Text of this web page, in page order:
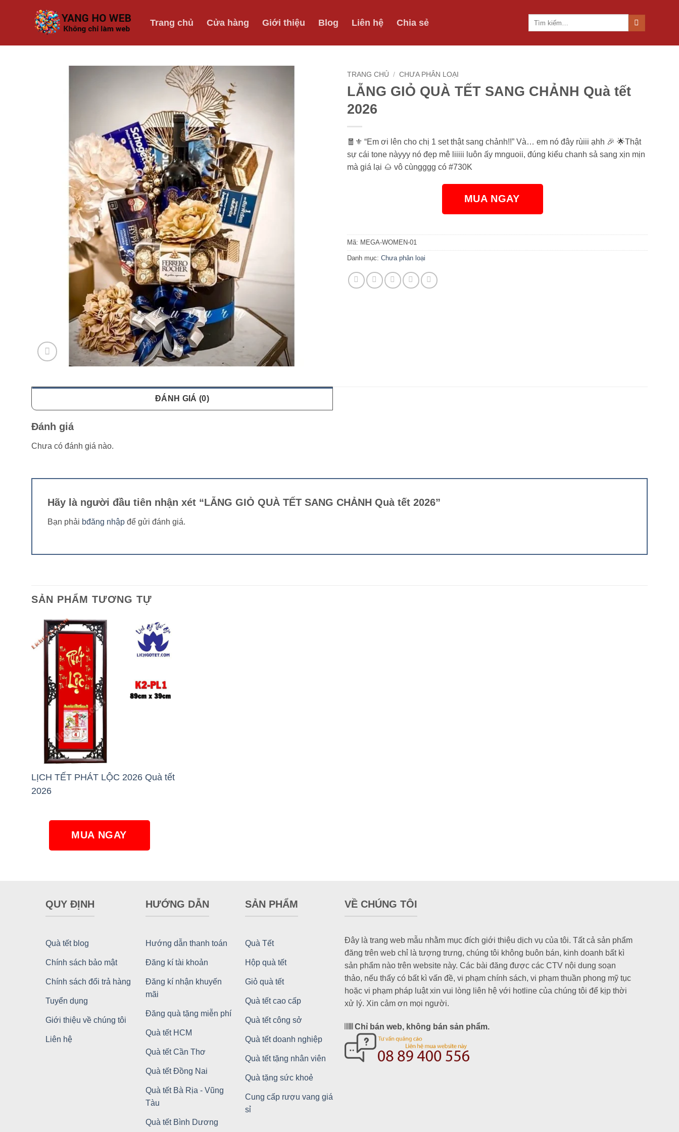
dung
Trang chủ Cửa hàng Giới thiệu Blog Liên hệ Chia sẻ
TRANG CHỦ / CHƯA PHÂN LOẠI
LẴNG GIỎ QUÀ TẾT SANG CHẢNH Quà tết
2026
🧧⚜️ “Em ơi lên cho chị 1 set thật sang chảnh!!” Và… em nó đây rùiii ạhh 🎉 🌟Thật
sự cái tone nàyyy nó đẹp mê liiiii luôn ấy mnguoii, đúng kiểu chanh sả sang xịn mịn
mà giá lại 🌰 vô cùngggg có #730K
MUA NGAY
Mã: MEGA-WOMEN-01
Danh mục: Chưa phân loại
ĐÁNH GIÁ (0)
Đánh giá
Chưa có đánh giá nào.
Hãy là người đầu tiên nhận xét “LẴNG GIỎ QUÀ TẾT SANG CHẢNH Quà tết 2026”
Bạn phải bđăng nhập để gửi đánh giá.
SẢN PHẨM TƯƠNG TỰ
LỊCH TẾT PHÁT LỘC 2026 Quà tết
2026
MUA NGAY
QUY ĐỊNH
Quà tết blog
Chính sách bảo mật
Chính sách đổi trả hàng
Tuyển dụng
Giới thiệu về chúng tôi
Liên hệ
HƯỚNG DẪN
Hướng dẫn thanh toán
Đăng kí tài khoản
Đăng kí nhận khuyến
mãi
Đăng quà tặng miễn phí
Quà tết HCM
Quà tết Cần Thơ
Quà tết Đồng Nai
Quà tết Bà Rịa - Vũng
Tàu
Quà tết Bình Dương
SẢN PHẨM
Quà Tết
Hộp quà tết
Giỏ quà tết
Quà tết cao cấp
Quà tết công sở
Quà tết doanh nghiệp
Quà tết tặng nhân viên
Quà tặng sức khoẻ
Cung cấp rượu vang giá
sỉ
VỀ CHÚNG TÔI
Đây là trang web mẫu nhằm mục đích giới thiệu dịch vụ của tôi. Tất cả sản phẩm
đăng trên web chỉ là tượng trưng, chúng tôi không buôn bán, kinh doanh bất kì
sản phẩm nào trên website này. Các bài đăng được các CTV nội dung soạn
thảo, nếu thấy có bất kì vấn đề, vi phạm chính sách, vi phạm thuần phong mỹ tục
hoặc vi phạm pháp luật xin vui lòng liên hệ với hotline của chúng tôi để kịp thời
xử lý. Xin cảm ơn mọi người.
Chỉ bán web, không bán sản phẩm.